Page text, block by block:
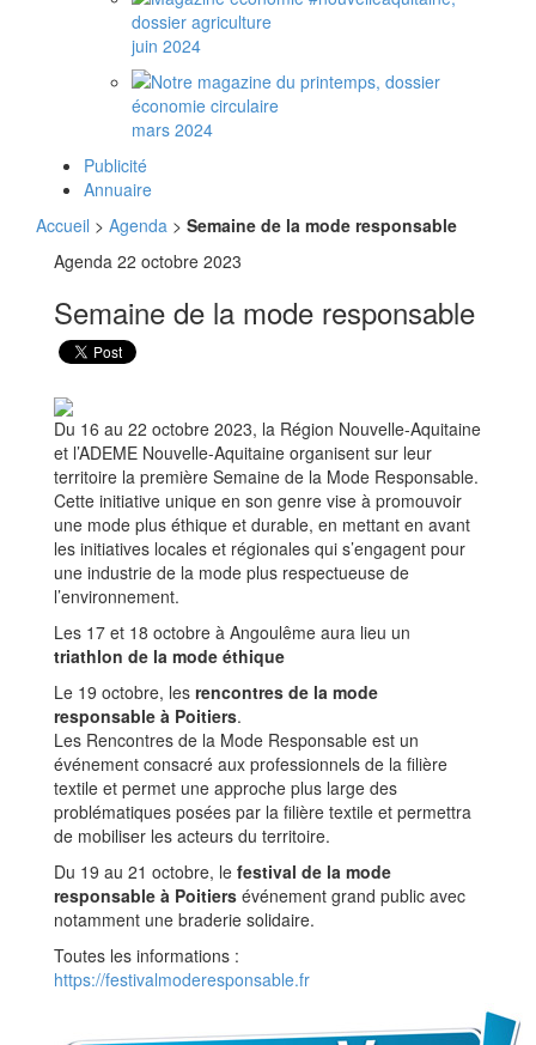
juin 2024
mars 2024
Publicité
Annuaire
Accueil > Agenda > Semaine de la mode responsable
Agenda 22 octobre 2023
Semaine de la mode responsable
Du 16 au 22 octobre 2023, la Région Nouvelle-Aquitaine
et l’ADEME Nouvelle-Aquitaine organisent sur leur
territoire la première Semaine de la Mode Responsable.
Cette initiative unique en son genre vise à promouvoir
une mode plus éthique et durable, en mettant en avant
les initiatives locales et régionales qui s’engagent pour
une industrie de la mode plus respectueuse de
l’environnement.
Les 17 et 18 octobre à Angoulême aura lieu un
triathlon de la mode éthique
Le 19 octobre, les rencontres de la mode
responsable à Poitiers.
Les Rencontres de la Mode Responsable est un
événement consacré aux professionnels de la filière
textile et permet une approche plus large des
problématiques posées par la filière textile et permettra
de mobiliser les acteurs du territoire.
Du 19 au 21 octobre, le festival de la mode
responsable à Poitiers événement grand public avec
notamment une braderie solidaire.
Toutes les informations :
https://festivalmoderesponsable.fr